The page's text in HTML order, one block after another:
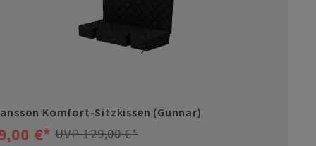
Komfort-Sitzkissen (Gunnar)
€* UVP 129,00 €*